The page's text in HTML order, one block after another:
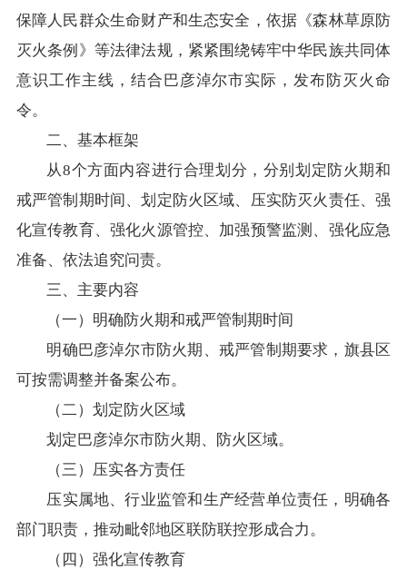
办事大厅 内蒙古政务服务网 高效办成一件事
政民互动
在线访谈 意见征集 诉求公开
智能问答
走进巴彦淖尔
行政区划 自然地理 资源禀赋
人文历史
回到顶部
保障人民群众生命财产和生态安全，依据《森林草原防
灭火条例》等法律法规，紧紧围绕铸牢中华民族共同体
意识工作主线，结合巴彦淖尔市实际，发布防灭火命
令。
二、基本框架
从8个方面内容进行合理划分，分别划定防火期和
戒严管制期时间、划定防火区域、压实防灭火责任、强
化宣传教育、强化火源管控、加强预警监测、强化应急
准备、依法追究问责。
三、主要内容
（一）明确防火期和戒严管制期时间
明确巴彦淖尔市防火期、戒严管制期要求，旗县区
可按需调整并备案公布。
（二）划定防火区域
划定巴彦淖尔市防火期、防火区域。
（三）压实各方责任
压实属地、行业监管和生产经营单位责任，明确各
部门职责，推动毗邻地区联防联控形成合力。
（四）强化宣传教育